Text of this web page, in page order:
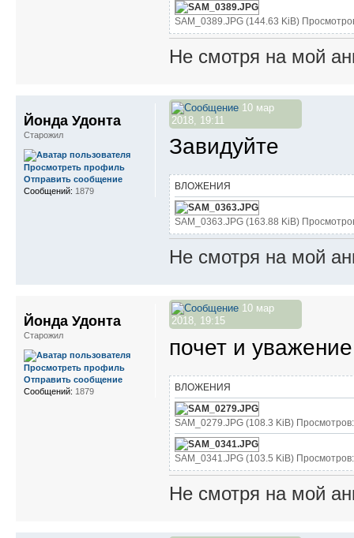
SAM_0389.JPG (144.63 KiB)
Не смотря на мой
10 мар
2018, 19:11
Завидуйте
ВЛОЖЕНИЯ
SAM_0363.JPG (163.88 KiB)
Не смотря на мой
Йонда Удонта
Старожил
Просмотреть профиль
Отправить сообщение
Сообщений: 1879
10 мар
2018, 19:15
почет и уважение
ВЛОЖЕНИЯ
SAM_0279.JPG (108.3 KiB)
SAM_0341.JPG (103.5 KiB)
Не смотря на мой
Йонда Удонта
Старожил
Просмотреть профиль
Отправить сообщение
Сообщений: 1879